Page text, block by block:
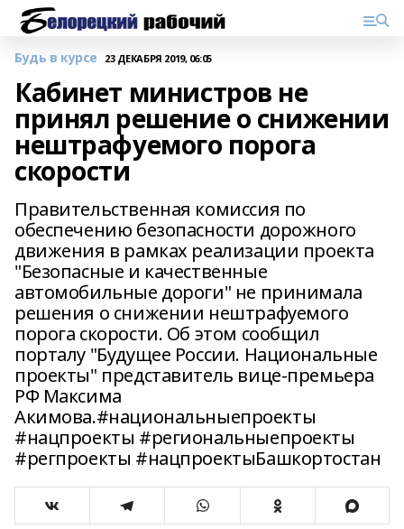
Будь в курсе 23 ДЕКАБРЯ 2019, 06:05
Кабинет министров не
принял решение о снижении
нештрафуемого порога
скорости
Правительственная комиссия по
обеспечению безопасности дорожного
движения в рамках реализации проекта
"Безопасные и качественные
автомобильные дороги" не принимала
решения о снижении нештрафуемого
порога скорости. Об этом сообщил
порталу "Будущее России. Национальные
проекты" представитель вице-премьера
РФ Максима
Акимова.#национальныепроекты
#нацпроекты #региональныепроекты
#регпроекты #нацпроектыБашкортостан